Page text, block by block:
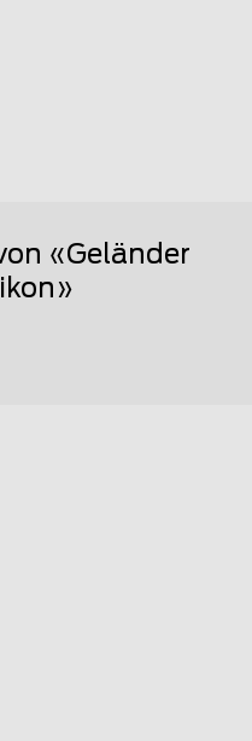
«Geländer